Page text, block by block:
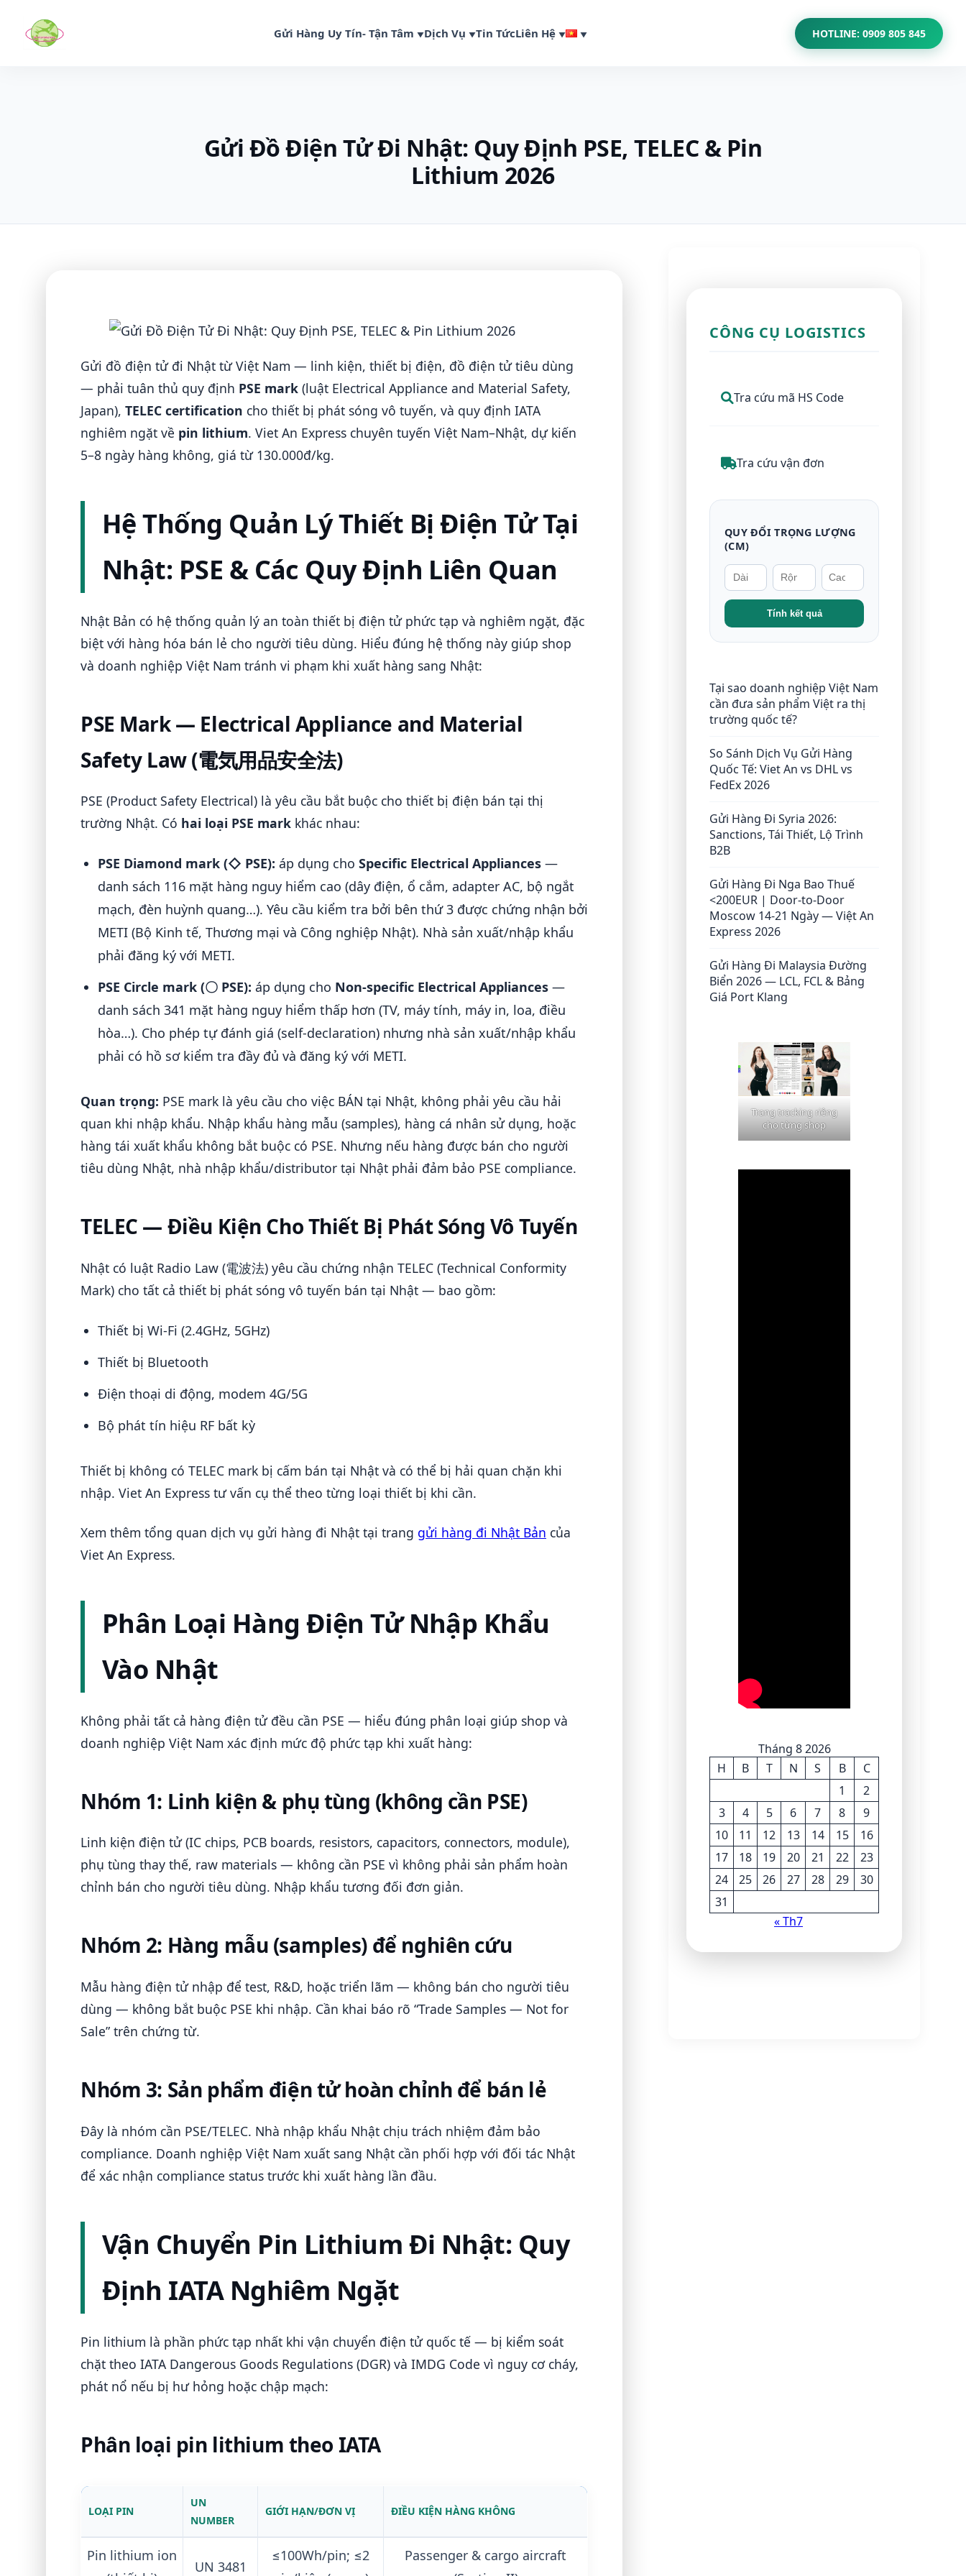
Gửi Hàng Uy Tín- Tận Tâm Dịch Vụ Tin TứcLiên Hệ HOTLINE: 0909 805 845
Gửi Đồ Điện Tử Đi Nhật: Quy Định PSE, TELEC & Pin
Lithium 2026
Gửi đồ điện tử đi Nhật từ Việt Nam — linh kiện, thiết bị điện, đồ điện tử tiêu dùng
— phải tuân thủ quy định PSE mark (luật Electrical Appliance and Material Safety,
Japan), TELEC certification cho thiết bị phát sóng vô tuyến, và quy định IATA
nghiêm ngặt về pin lithium. Viet An Express chuyên tuyến Việt Nam–Nhật, dự kiến
5–8 ngày hàng không, giá từ 130.000đ/kg.
Hệ Thống Quản Lý Thiết Bị Điện Tử Tại
Nhật: PSE & Các Quy Định Liên Quan
Nhật Bản có hệ thống quản lý an toàn thiết bị điện tử phức tạp và nghiêm ngặt, đặc
biệt với hàng hóa bán lẻ cho người tiêu dùng. Hiểu đúng hệ thống này giúp shop
và doanh nghiệp Việt Nam tránh vi phạm khi xuất hàng sang Nhật:
PSE Mark — Electrical Appliance and Material
Safety Law (電気用品安全法)
PSE (Product Safety Electrical) là yêu cầu bắt buộc cho thiết bị điện bán tại thị
trường Nhật. Có hai loại PSE mark khác nhau:
PSE Diamond mark (◇ PSE): áp dụng cho Specific Electrical Appliances —
danh sách 116 mặt hàng nguy hiểm cao (dây điện, ổ cắm, adapter AC, bộ ngắt
mạch, đèn huỳnh quang…). Yêu cầu kiểm tra bởi bên thứ 3 được chứng nhận bởi
METI (Bộ Kinh tế, Thương mại và Công nghiệp Nhật). Nhà sản xuất/nhập khẩu
phải đăng ký với METI.
PSE Circle mark (〇 PSE): áp dụng cho Non-specific Electrical Appliances —
danh sách 341 mặt hàng nguy hiểm thấp hơn (TV, máy tính, máy in, loa, điều
hòa…). Cho phép tự đánh giá (self-declaration) nhưng nhà sản xuất/nhập khẩu
phải có hồ sơ kiểm tra đầy đủ và đăng ký với METI.
Quan trọng: PSE mark là yêu cầu cho việc BÁN tại Nhật, không phải yêu cầu hải
quan khi nhập khẩu. Nhập khẩu hàng mẫu (samples), hàng cá nhân sử dụng, hoặc
hàng tái xuất khẩu không bắt buộc có PSE. Nhưng nếu hàng được bán cho người
tiêu dùng Nhật, nhà nhập khẩu/distributor tại Nhật phải đảm bảo PSE compliance.
TELEC — Điều Kiện Cho Thiết Bị Phát Sóng Vô Tuyến
Nhật có luật Radio Law (電波法) yêu cầu chứng nhận TELEC (Technical Conformity
Mark) cho tất cả thiết bị phát sóng vô tuyến bán tại Nhật — bao gồm:
Thiết bị Wi-Fi (2.4GHz, 5GHz)
Thiết bị Bluetooth
Điện thoại di động, modem 4G/5G
Bộ phát tín hiệu RF bất kỳ
Thiết bị không có TELEC mark bị cấm bán tại Nhật và có thể bị hải quan chặn khi
nhập. Viet An Express tư vấn cụ thể theo từng loại thiết bị khi cần.
Xem thêm tổng quan dịch vụ gửi hàng đi Nhật tại trang gửi hàng đi Nhật Bản của
Viet An Express.
Phân Loại Hàng Điện Tử Nhập Khẩu
Vào Nhật
Không phải tất cả hàng điện tử đều cần PSE — hiểu đúng phân loại giúp shop và
doanh nghiệp Việt Nam xác định mức độ phức tạp khi xuất hàng:
Nhóm 1: Linh kiện & phụ tùng (không cần PSE)
Linh kiện điện tử (IC chips, PCB boards, resistors, capacitors, connectors, module),
phụ tùng thay thế, raw materials — không cần PSE vì không phải sản phẩm hoàn
chỉnh bán cho người tiêu dùng. Nhập khẩu tương đối đơn giản.
Nhóm 2: Hàng mẫu (samples) để nghiên cứu
Mẫu hàng điện tử nhập để test, R&D, hoặc triển lãm — không bán cho người tiêu
dùng — không bắt buộc PSE khi nhập. Cần khai báo rõ “Trade Samples — Not for
Sale” trên chứng từ.
Nhóm 3: Sản phẩm điện tử hoàn chỉnh để bán lẻ
Đây là nhóm cần PSE/TELEC. Nhà nhập khẩu Nhật chịu trách nhiệm đảm bảo
compliance. Doanh nghiệp Việt Nam xuất sang Nhật cần phối hợp với đối tác Nhật
để xác nhận compliance status trước khi xuất hàng lần đầu.
Vận Chuyển Pin Lithium Đi Nhật: Quy
Định IATA Nghiêm Ngặt
Pin lithium là phần phức tạp nhất khi vận chuyển điện tử quốc tế — bị kiểm soát
chặt theo IATA Dangerous Goods Regulations (DGR) và IMDG Code vì nguy cơ cháy,
phát nổ nếu bị hư hỏng hoặc chập mạch:
Phân loại pin lithium theo IATA
LOẠI PIN
UN
NUMBER
GIỚI HẠN/ĐƠN VỊ ĐIỀU KIỆN HÀNG KHÔNG
Pin lithium ion
UN 3481
≤100Wh/pin; ≤2
Passenger & cargo aircraft
CÔNG CỤ LOGISTICS
Tra cứu mã HS Code
Tra cứu vận đơn
QUY ĐỔI TRỌNG LƯỢNG
(CM)
Tính kết quả
Tại sao doanh nghiệp Việt Nam
cần đưa sản phẩm Việt ra thị
trường quốc tế?
So Sánh Dịch Vụ Gửi Hàng
Quốc Tế: Viet An vs DHL vs
FedEx 2026
Gửi Hàng Đi Syria 2026:
Sanctions, Tái Thiết, Lộ Trình
B2B
Gửi Hàng Đi Nga Bao Thuế
<200EUR | Door-to-Door
Moscow 14-21 Ngày — Việt An
Express 2026
Gửi Hàng Đi Malaysia Đường
Biển 2026 — LCL, FCL & Bảng
Giá Port Klang
Trang tracking riêng
cho từng shop
Tháng 8 2026
H
B T N S B
C
1
2
3
4 5 6 7 8
9
10
11 12 13 14 15
16
17
18 19 20 21 22
23
24
25 26 27 28 29
30
31
« Th7